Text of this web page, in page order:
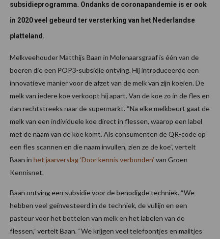
subsidieprogramma. Ondanks de coronapandemie is er ook
in 2020 veel gebeurd ter versterking van het Nederlandse
platteland.
Melkveehouder Matthijs Baan in Molenaarsgraaf is één van de
boeren die een POP3-subsidie ontving. Hij introduceerde een
innovatieve manier voor de afzet van de melk van zijn koeien. De
melk van iedere koe verkoopt hij apart. Van de koe zo in de fles en
dan rechtstreeks naar de supermarkt. “Na elke melkbeurt gaat de
melk van een individuele koe direct in flessen, waarop een label
met de naam van de koe komt. Als consumenten de QR-code op
een fles scannen en die naam invullen, zien ze de koe”, vertelt
Baan in het jaarverslag ‘Door kennis verbonden’ van Groen
Kennisnet.
Baan ontving een subsidie voor de benodigde techniek. “We
hebben veel geïnvesteerd in de techniek, de vullijn en een
pasteur voor het bottelen van melk en het labelen van de
flessen,” vertelt Baan. “We krijgen veel telefoontjes en mailtjes